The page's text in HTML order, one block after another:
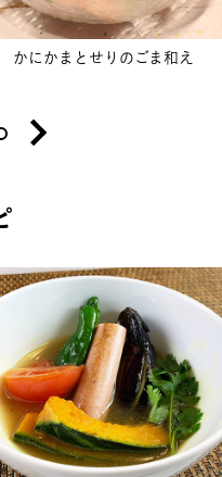
かにかまとせりのごま和え